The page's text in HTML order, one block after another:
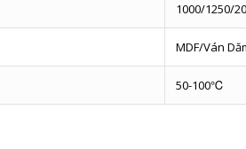
1000/1250/
MDF/Ván
50-100℃